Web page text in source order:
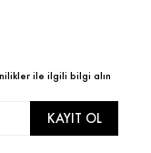
ile ilgili bilgi alın
KAYIT OL